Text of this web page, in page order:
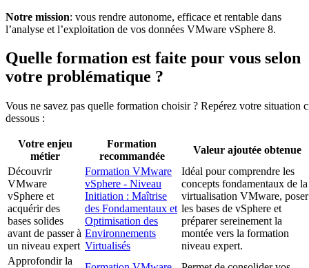
Notre mission: vous rendre autonome, efficace et rentable dans
l’analyse et l’exploitation de vos données VMware vSphere 8.
Quelle formation est faite pour vous selon
votre problématique ?
Vous ne savez pas quelle formation choisir ? Repérez votre situation
dessous :
Votre enjeu
métier
Formation
recommandée
Valeur ajoutée obtenue
Découvrir
VMware
vSphere et
acquérir des
bases solides
avant de passer à
un niveau expert
Formation VMware
vSphere - Niveau
Initiation : Maîtrise
des Fondamentaux et
Optimisation des
Environnements
Virtualisés
Idéal pour comprendre les
concepts fondamentaux de la
virtualisation VMware, poser
les bases de vSphere et
préparer sereinement la
montée vers la formation
niveau expert.
Approfondir la